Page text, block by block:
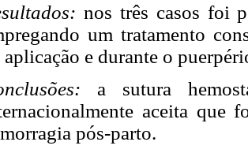
nos três casos foi
um tratamento
aplicação e durante o
a sutura
aceita que
pós-parto.